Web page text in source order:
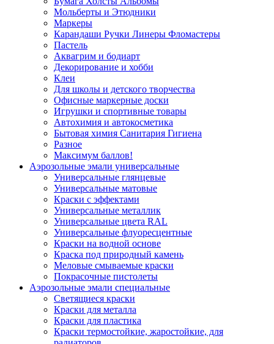
Мольберты и Этюдники
Маркеры
Карандаши Ручки Линеры Фломастеры
Пастель
Аквагрим и бодиарт
Декорирование и хобби
Клеи
Для школы и детского творчества
Офисные маркерные доски
Игрушки и спортивные товары
Автохимия и автокосметика
Бытовая химия Санитария Гигиена
Разное
Максимум баллов!
Аэрозольные эмали универсальные
Универсальные глянцевые
Универсальные матовые
Краски с эффектами
Универсальные металлик
Универсальные цвета RAL
Универсальные флуоресцентные
Краски на водной основе
Краска под природный камень
Меловые смываемые краски
Покрасочные пистолеты
Аэрозольные эмали специальные
Светящиеся краски
Краски для металла
Краски для пластика
Краски термостойкие, жаростойкие, для